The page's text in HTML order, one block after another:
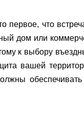
первое, что
дом или
к выбору
вашей